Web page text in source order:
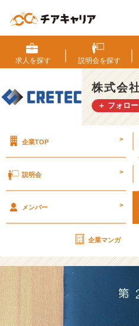
2
7
期
【社
外
秘】
画
o
【株
式
会
ク
求人を探す 説明会を探す
株式会
＋ フォロー
企業TOP >
説明会 >
メンバー >
企業マンガ